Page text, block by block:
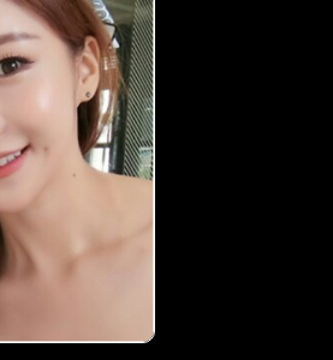
턱관절 검사
정면 X-ray 촬영
06